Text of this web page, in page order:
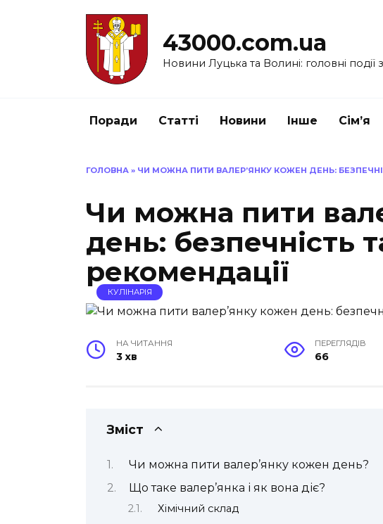
43000.com.ua
Новини Луцька та Волині: головні події
Поради Статті Новини Інше Сім’я
ГОЛОВНА » ЧИ МОЖНА ПИТИ ВАЛЕР’ЯНКУ КОЖЕН ДЕНЬ:
Чи можна пити
день: безпечність
рекомендації
КУЛІНАРІЯ
НА ЧИТАННЯ
3 хв
ПЕРЕГЛЯДІВ
66
Зміст
Чи можна пити валер’янку кожен день?
Що таке валер’янка і як вона діє?
Хімічний склад